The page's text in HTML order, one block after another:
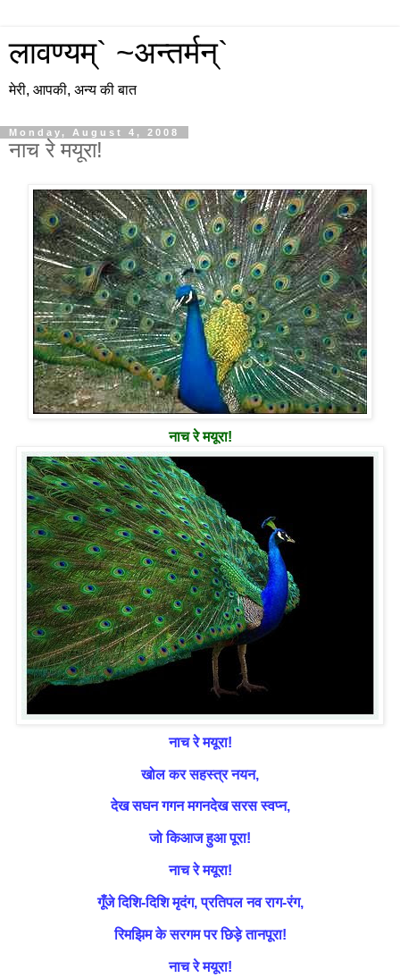
लावण्यम्` ~अन्तर्मन्`
मेरी, आपकी, अन्य की बात
Monday, August 4, 2008
नाच रे मयूरा!
नाच रे मयूरा!
नाच रे मयूरा!
खोल कर सहस्त्र नयन,
देख सघन गगन मगनदेख सरस स्वप्न,
जो किआज हुआ पूरा!
नाच रे मयूरा!
गूँजे दिशि-दिशि मृदंग, प्रतिपल नव राग-रंग,
रिमझिम के सरगम पर छिड़े तानपूरा!
नाच रे मयूरा!